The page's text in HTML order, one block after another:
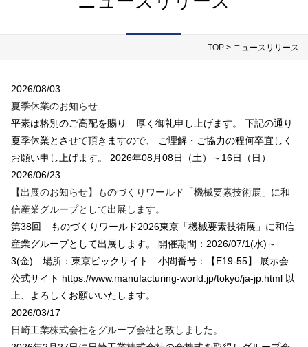
TOP> ニュースリリース
2026/08/03
夏季休業のお知らせ
平素は格別のご高配を賜り 厚く御礼申し上げます。 下記の通り
夏季休業とさせて頂きますので、 ご理解・ご協力の程何卒宜しく
お願い申し上げます。 2026年08月08日（土）～16日（日）
2026/06/23
【出展のお知らせ】ものづくりワールド「機械要素技術展」に和
信産業グループとして出展します。
第38回 ものづくりワールド2026東京「機械要素技術展」に和信
産業グループとして出展します。 開催期間：2026/07/1(水)～
3(金) 場所：東京ビックサイト 小間番号：【E19-55】 展示会
公式サイト https://www.manufacturing-world.jp/tokyo/ja-jp.html 以
上、よろしくお願いいたします。
2026/03/17
日崎工業株式会社をグループ会社と致しました。